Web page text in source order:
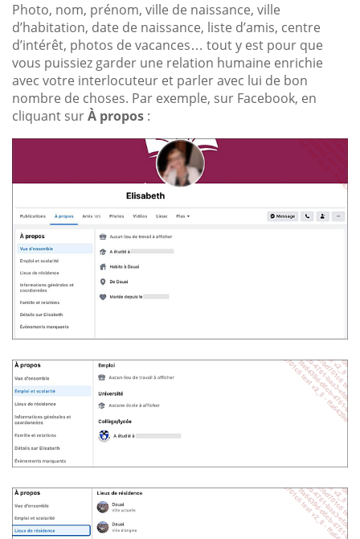
Photo, nom, prénom, ville de naissance, ville
d’habitation, date de naissance, liste d’amis, centre
d’intérêt, photos de vacances… tout y est pour que
vous puissiez garder une relation humaine enrichie
avec votre interlocuteur et parler avec lui de bon
nombre de choses. Par exemple, sur Facebook, en
cliquant surÀ propos :